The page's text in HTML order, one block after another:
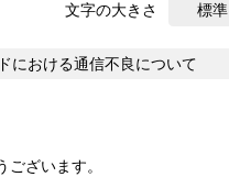
文字の大きさ 標準
における通信不良について
ざいます。